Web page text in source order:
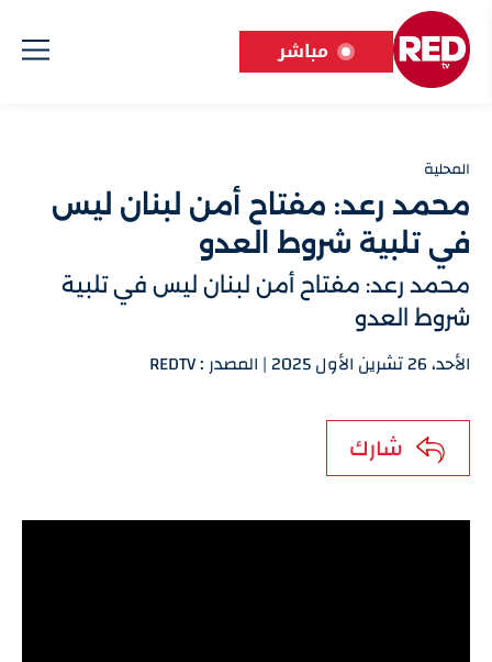
مباشر
المحلية
محمد رعد: مفتاح أمن لبنان ليس
في تلبية شروط العدو
محمد رعد: مفتاح أمن لبنان ليس في تلبية
شروط العدو
الأحد، 26 تشرين الأول 2025 | المصدر : REDTV
شارك